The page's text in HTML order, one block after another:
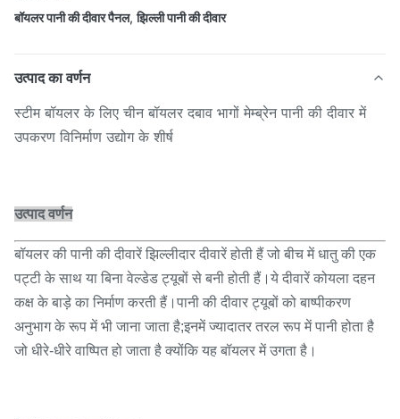
बॉयलर पानी की दीवार पैनल,झिल्ली पानी की दीवार
उत्पाद का वर्णन
स्टीम बॉयलर के लिए चीन बॉयलर दबाव भागों मेम्ब्रेन पानी की दीवार में
उपकरण विनिर्माण उद्योग के शीर्ष
उत्पाद वर्णन
बॉयलर की पानी की दीवारें झिल्लीदार दीवारें होती हैं जो बीच में धातु की एक
पट्टी के साथ या बिना वेल्डेड ट्यूबों से बनी होती हैं।ये दीवारें कोयला दहन
कक्ष के बाड़े का निर्माण करती हैं।पानी की दीवार ट्यूबों को बाष्पीकरण
अनुभाग के रूप में भी जाना जाता है;इनमें ज्यादातर तरल रूप में पानी होता है
जो धीरे-धीरे वाष्पित हो जाता है क्योंकि यह बॉयलर में उगता है।